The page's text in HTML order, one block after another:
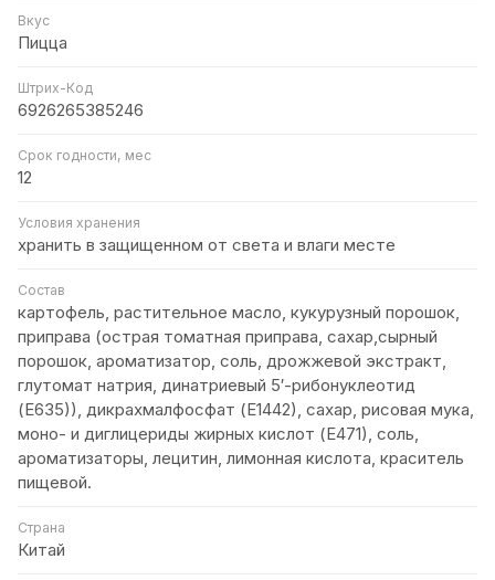
Вкус
Пицца
Штрих-Код
6926265385246
Срок годности, мес
12
Условия хранения
хранить в защищенном от света и влаги месте
Состав
картофель, растительное масло, кукурузный порошок,
приправа (острая томатная приправа, сахар,сырный
порошок, ароматизатор, соль, дрожжевой экстракт,
глутомат натрия, динатриевый 5′-рибонуклеотид
(Е635)), дикрахмалфосфат (Е1442), сахар, рисовая мука,
моно- и диглицериды жирных кислот (Е471), соль,
ароматизаторы, лецитин, лимонная кислота, краситель
пищевой.
Страна
Китай